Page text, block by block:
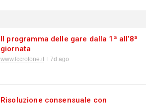
Il programma delle gare dalla 1ª all’8ª
giornata
www.fccrotone.it 7d ago
Risoluzione consensuale con